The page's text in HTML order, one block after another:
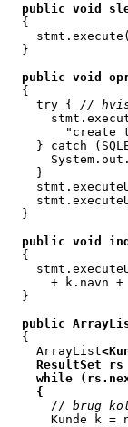
public void
  {
  }
public void
  {
    try {
// hvis
"create
} catch
    }
  }
public void
  {
+ k.navn +
  }
public
  {
    ArrayList
ResultSet
while
    {
// brug
Kunde k =